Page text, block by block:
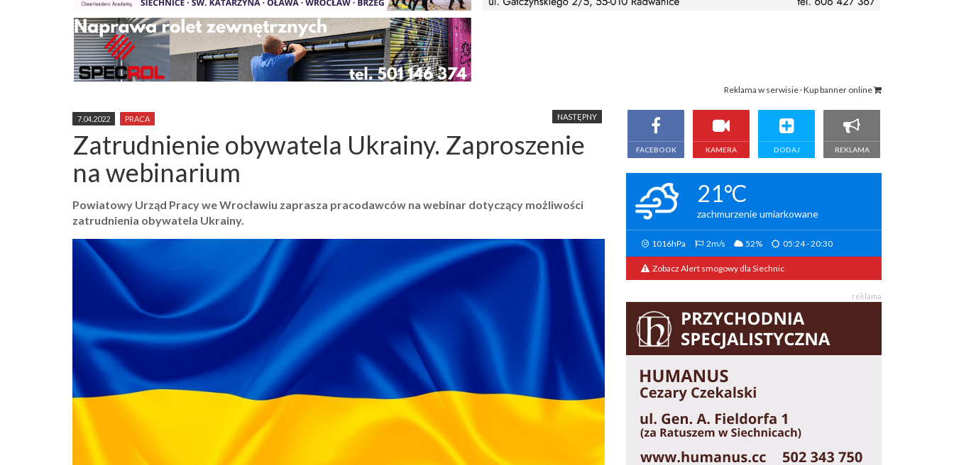
Reklama w serwisie · Kup banner online
NASTĘPNY
7.04.2022 PRACA
Zatrudnienie obywatela Ukrainy. Zaproszenie
na webinarium
Powiatowy Urząd Pracy we Wrocławiu zaprasza pracodawców na webinar dotyczący możliwości
zatrudnienia obywatela Ukrainy.
FACEBOOK KAMERA DODAJ REKLAMA
21°C
zachmurzenie umiarkowane
1016hPa 2m/s 52% 05:24 - 20:30
Zobacz Alert smogowy dla Siechnic
reklama